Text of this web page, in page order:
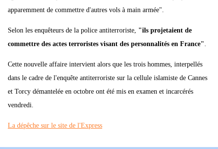
apparemment de commettre d'autres vols à main armée".
Selon les enquêteurs de la police antiterroriste, "ils projetaient de
commettre des actes terroristes visant des personnalités en France".
Cette nouvelle affaire intervient alors que les trois hommes, interpellés
dans le cadre de l'enquête antiterroriste sur la cellule islamiste de Cannes
et Torcy démantelée en octobre ont été mis en examen et incarcérés
vendredi.
La dépêche sur le site de l'Express